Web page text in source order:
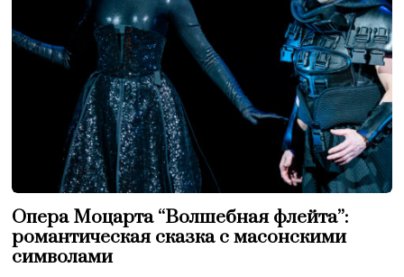
Опера Моцарта “Волшебная флейта”:
романтическая сказка с масонскими
символами